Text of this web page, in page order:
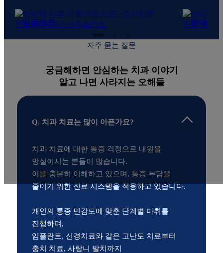
임플란트
· 즉시임플란트
원데이
하루만에
자주 묻는 질문
궁금해하면 안심하는 치과 이야기
알고 나면 사라지는 오해들
Q. 치과 치료는 많이 아픈가요?
치과 치료에 대한 통증 걱정으로 내원을
망설이시는 분들이 많습니다.
이를 충분히 이해하고 있으며, 통증 부담을
줄이기 위한 진료 시스템을 적용하고 있습니다.
개인의 통증 민감도에 맞춘 단계별 마취를
진행하며,
임플란트, 신경치료와 같은 고난도 치료부터
충치 치료, 사랑니 발치까지